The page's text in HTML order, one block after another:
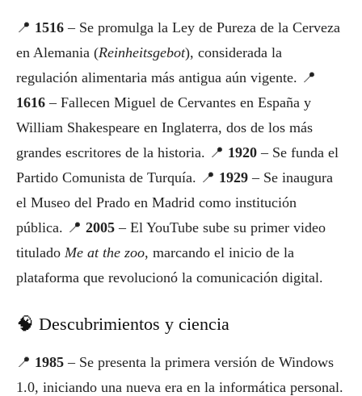
📍 1516 – Se promulga la Ley de Pureza de la Cerveza
en Alemania (Reinheitsgebot), considerada la
regulación alimentaria más antigua aún vigente. 📍
1616 – Fallecen Miguel de Cervantes en España y
William Shakespeare en Inglaterra, dos de los más
grandes escritores de la historia. 📍 1920 – Se funda el
Partido Comunista de Turquía. 📍 1929 – Se inaugura
el Museo del Prado en Madrid como institución
pública. 📍 2005 – El YouTube sube su primer video
titulado Me at the zoo, marcando el inicio de la
plataforma que revolucionó la comunicación digital.
🧠 Descubrimientos y ciencia
📍 1985 – Se presenta la primera versión de Windows
1.0, iniciando una nueva era en la informática personal.